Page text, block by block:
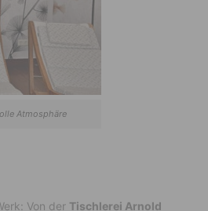
Atmosphäre
Von der Tischlerei Arnold